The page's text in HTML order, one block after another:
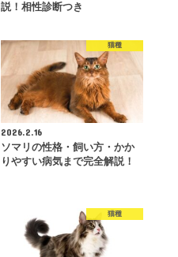
説！相性診断つき
猫種
2026.2.16
ソマリの性格・飼い方・かか
りやすい病気まで完全解説！
猫種